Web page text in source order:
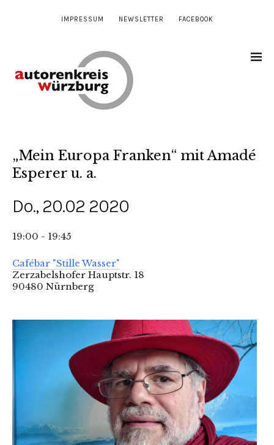
IMPRESSUM NEWSLETTER FACEBOOK
„Mein Europa Franken“ mit Amadé
Esperer u. a.
Do., 20.02 2020
19:00 - 19:45
Cafébar "Stille Wasser"
Zerzabelshofer Hauptstr. 18
90480 Nürnberg